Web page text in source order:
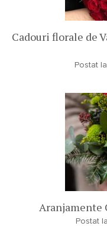
Cadouri florale de
Postat la
Aranjamente
Postat la